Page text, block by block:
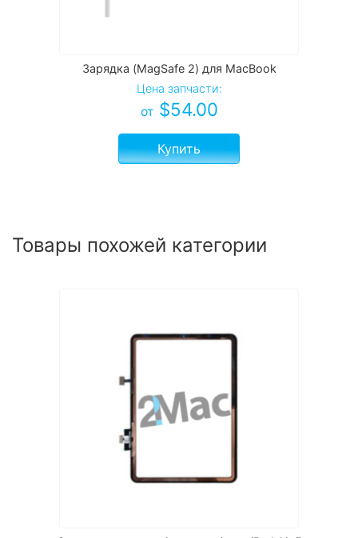
Зарядка (MagSafe 2) для MacBook
Цена запчасти:
от $54.00
Купить
Товары похожей категории